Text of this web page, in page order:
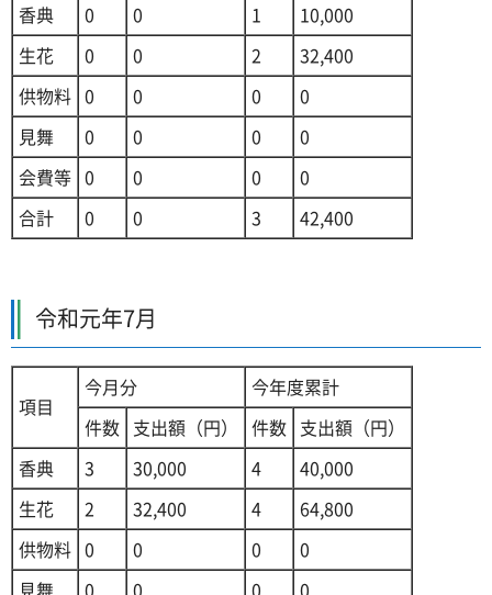
香典
0 0 1
10,000
生花
0 0 2
32,400
供物料 0 0 0
0
見舞
0 0 0
0
会費等 0 0 0
0
合計
0 0 3 42,400
令和元年7月
項目
今月分
今年度累計
件数 支出額（円） 件数 支出額（円）
香典
3 30,000 4
40,000
生花
2 32,400 4
64,800
供物料 0 0 0
0
見舞
0 0 0
0